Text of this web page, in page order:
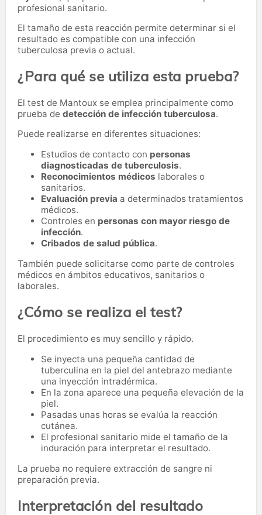
profesional sanitario.
El tamaño de esta reacción permite determinar si el
resultado es compatible con una infección
tuberculosa previa o actual.
¿Para qué se utiliza esta prueba?
El test de Mantoux se emplea principalmente como
prueba de detección de infección tuberculosa.
Puede realizarse en diferentes situaciones:
Estudios de contacto con personas
diagnosticadas de tuberculosis.
Reconocimientos médicos laborales o
sanitarios.
Evaluación previa a determinados tratamientos
médicos.
Controles en personas con mayor riesgo de
infección.
Cribados de salud pública.
También puede solicitarse como parte de controles
médicos en ámbitos educativos, sanitarios o
laborales.
¿Cómo se realiza el test?
El procedimiento es muy sencillo y rápido.
Se inyecta una pequeña cantidad de
tuberculina en la piel del antebrazo mediante
una inyección intradérmica.
En la zona aparece una pequeña elevación de la
piel.
Pasadas unas horas se evalúa la reacción
cutánea.
El profesional sanitario mide el tamaño de la
induración para interpretar el resultado.
La prueba no requiere extracción de sangre ni
preparación previa.
Interpretación del resultado